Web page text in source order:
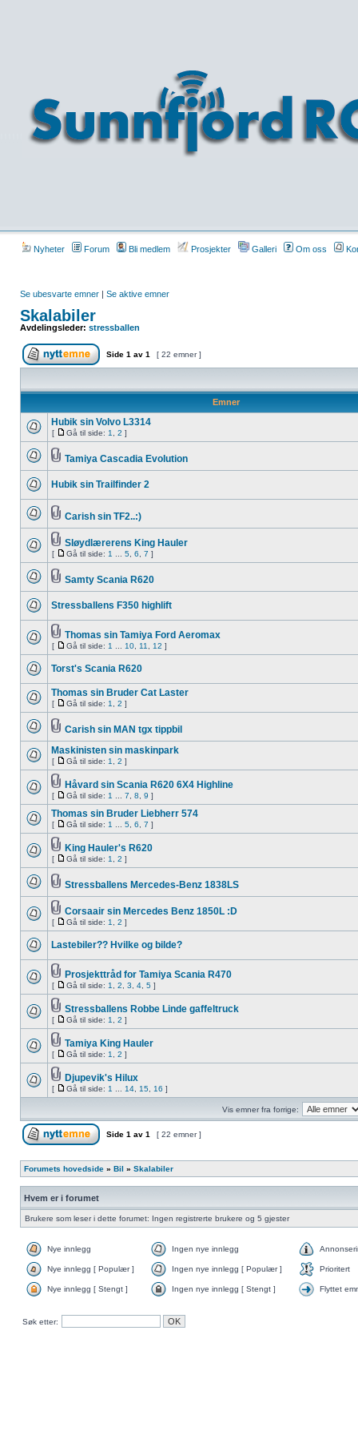
Nyheter Forum Bli medlem Prosjekter Galleri Om oss
Se ubesvarte emner | Se aktive emner
Skalabiler
Avdelingsleder: stressballen
Side 1 av 1 [ 22 emner ]
Emner
Hubik sin Volvo L3314
[ Gå til side: 1 2 ]
Tamiya Cascadia Evolution
Hubik sin Trailfinder 2
Carish sin TF2..:)
Sløydlærerens King Hauler
[ Gå til side: 1 5 6 7 ]
Samty Scania R620
Stressballens F350 highlift
Thomas sin Tamiya Ford Aeromax
[ Gå til side: 1 10 11 12 ]
Torst's Scania R620
Thomas sin Bruder Cat Laster
[ Gå til side: 1 2 ]
Carish sin MAN tgx tippbil
Maskinisten sin maskinpark
[ Gå til side: 1 2 ]
Håvard sin Scania R620 6X4 Highline
[ Gå til side: 1 7 8 9 ]
Thomas sin Bruder Liebherr 574
[ Gå til side: 1 5 6 7 ]
King Hauler's R620
[ Gå til side: 1 2 ]
Stressballens Mercedes-Benz 1838LS
Corsaair sin Mercedes Benz 1850L :D
[ Gå til side: 1 2 ]
Lastebiler?? Hvilke og bilde?
Prosjekttråd for Tamiya Scania R470
[ Gå til side: 1 2 3 4 5 ]
Stressballens Robbe Linde gaffeltruck
[ Gå til side: 1 2 ]
Tamiya King Hauler
[ Gå til side: 1 2 ]
Djupevik's Hilux
[ Gå til side: 1 14 15 16 ]
Vis emner fra forrige:
Side 1 av 1 [ 22 emner ]
Forumets hovedside » Bil » Skalabiler
Hvem er i forumet
Brukere som leser i dette forumet: Ingen registrerte brukere og 5 gjester
Nye innlegg Ingen nye innlegg
Nye innlegg [ Populær ] Ingen nye innlegg [ Populær ] Prioritert
Nye innlegg [ Stengt ] Ingen nye innlegg [ Stengt ] Flyttet
Søk etter: